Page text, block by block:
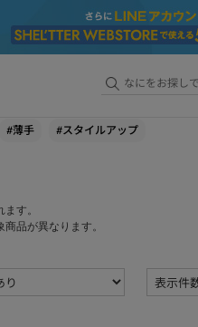
#薄手 #スタイルアップ
す。
品が異なります。